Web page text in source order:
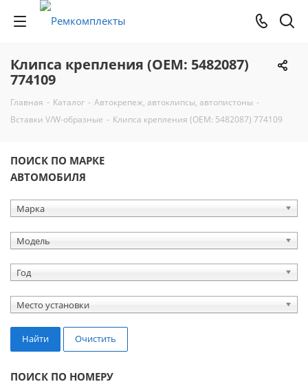
Клипса крепления (OEM: 5482087)
774109
Главная - Каталог - Автокрепеж, автоклипсы, автопистоны -
Вставки V/W-образные - Клипса крепления (OEM: 5482087) 774109
ПОИСК ПО МАРКЕ
АВТОМОБИЛЯ
Марка
Модель
Год
Место установки
Найти Очистить
ПОИСК ПО НОМЕРУ